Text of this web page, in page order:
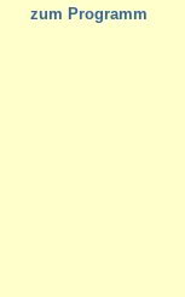
zum Programm